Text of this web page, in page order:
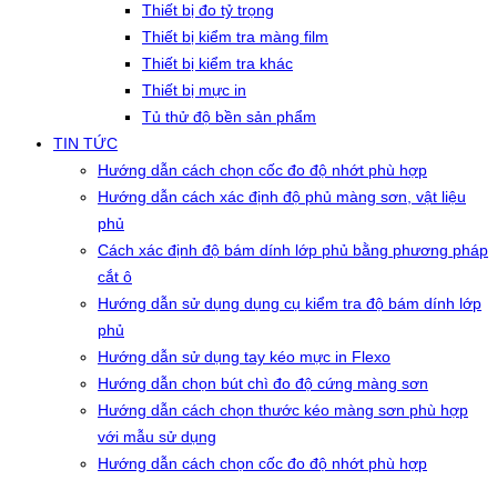
Thiết bị đo tỷ trọng
Thiết bị kiểm tra màng film
Thiết bị kiểm tra khác
Thiết bị mực in
Tủ thử độ bền sản phẩm
TIN TỨC
Hướng dẫn cách chọn cốc đo độ nhớt phù hợp
Hướng dẫn cách xác định độ phủ màng sơn, vật liệu
phủ
Cách xác định độ bám dính lớp phủ bằng phương pháp
cắt ô
Hướng dẫn sử dụng dụng cụ kiểm tra độ bám dính lớp
phủ
Hướng dẫn sử dụng tay kéo mực in Flexo
Hướng dẫn chọn bút chì đo độ cứng màng sơn
Hướng dẫn cách chọn thước kéo màng sơn phù hợp
với mẫu sử dụng
Hướng dẫn cách chọn cốc đo độ nhớt phù hợp